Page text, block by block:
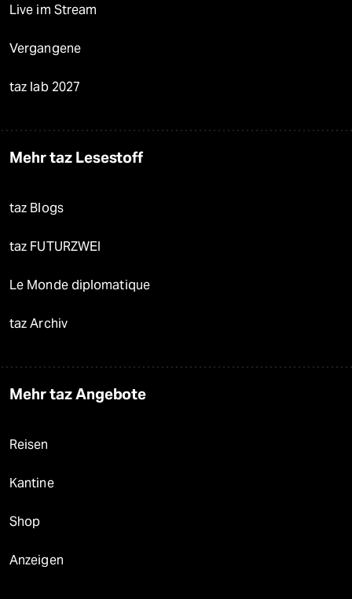
Live im Stream
Vergangene
taz lab 2027
Mehr taz Lesestoff
taz Blogs
taz FUTURZWEI
Le Monde diplomatique
taz Archiv
Mehr taz Angebote
Reisen
Kantine
Shop
Anzeigen